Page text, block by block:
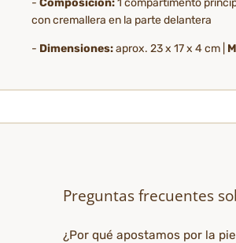
con cremallera en la parte delantera
- Dimensiones:aprox. 23 x 17 x 4 cm |
Preguntas frecuentes
¿Por qué apostamos por la